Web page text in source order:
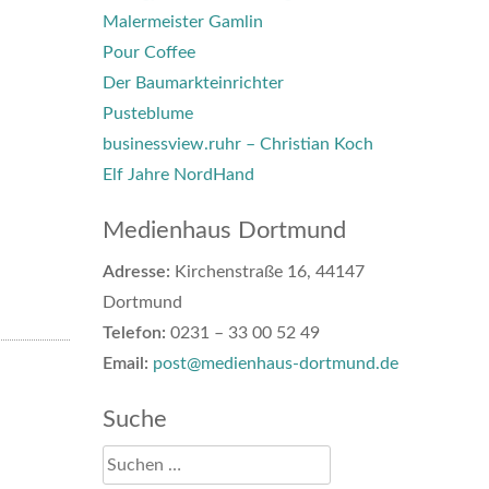
Malermeister Gamlin
Pour Coffee
Der Baumarkteinrichter
Pusteblume
businessview.ruhr – Christian Koch
Elf Jahre NordHand
Medienhaus Dortmund
Adresse: Kirchenstraße 16, 44147
Dortmund
Telefon: 0231 – 33 00 52 49
Email: post@medienhaus-dortmund.de
Suche